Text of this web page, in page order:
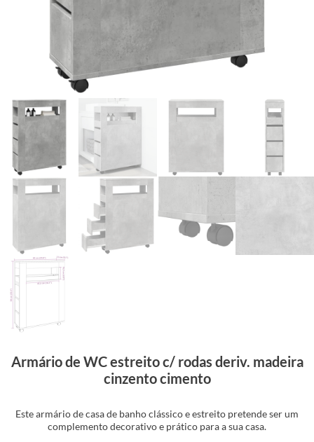
Armário de WC estreito c/ rodas deriv. madeira
cinzento cimento
Este armário de casa de banho clássico e estreito pretende ser um
complemento decorativo e prático para a sua casa.